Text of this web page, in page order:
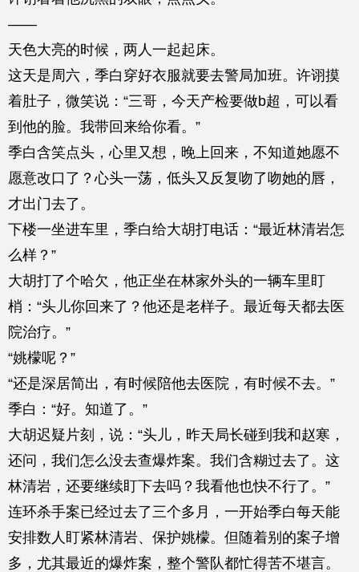
——
天色大亮的时候，两人一起起床。
这天是周六，季白穿好衣服就要去警局加班。许诩摸
着肚子，微笑说：“三哥，今天产检要做b超，可以看
到他的脸。我带回来给你看。”
季白含笑点头，心里又想，晚上回来，不知道她愿不
愿意改口了？心头一荡，低头又反复吻了吻她的唇，
才出门去了。
下楼一坐进车里，季白给大胡打电话：“最近林清岩怎
么样？”
大胡打了个哈欠，他正坐在林家外头的一辆车里盯
梢：“头儿你回来了？他还是老样子。最近每天都去医
院治疗。”
“姚檬呢？”
“还是深居简出，有时候陪他去医院，有时候不去。”
季白：“好。知道了。”
大胡迟疑片刻，说：“头儿，昨天局长碰到我和赵寒，
还问，我们怎么没去查爆炸案。我们含糊过去了。这
林清岩，还要继续盯下去吗？我看他也快不行了。”
连环杀手案已经过去了三个多月，一开始季白每天能
安排数人盯紧林清岩、保护姚檬。但随着别的案子增
多，尤其最近的爆炸案，整个警队都忙得苦不堪言。